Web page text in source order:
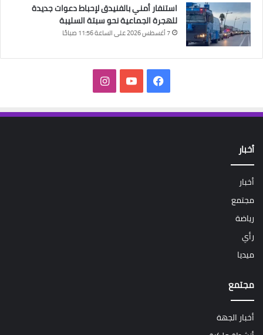
استنفار أمني بالفنيدق لإحباط دعوات جديدة
للهجرة الجماعية نحو سبتة السليبة
7 أغسطس 2026 على الساعة 11:56 صباحًا
فيسبوك‫YouTubeانستقرام
أخبار
أخبار
مجتمع
رياضة
رأي
ميديا
مجتمع
أخبار الجهة